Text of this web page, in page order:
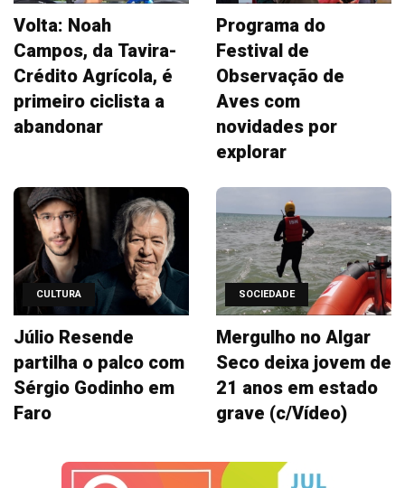
Volta: Noah
Campos, da Tavira-
Crédito Agrícola, é
primeiro ciclista a
abandonar
Programa do
Festival de
Observação de
Aves com
novidades por
explorar
CULTURA
Júlio Resende
partilha o palco com
Sérgio Godinho em
Faro
SOCIEDADE
Mergulho no Algar
Seco deixa jovem de
21 anos em estado
grave (c/Vídeo)